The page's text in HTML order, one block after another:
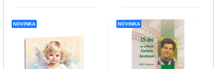
NOVINKA NOVINKA